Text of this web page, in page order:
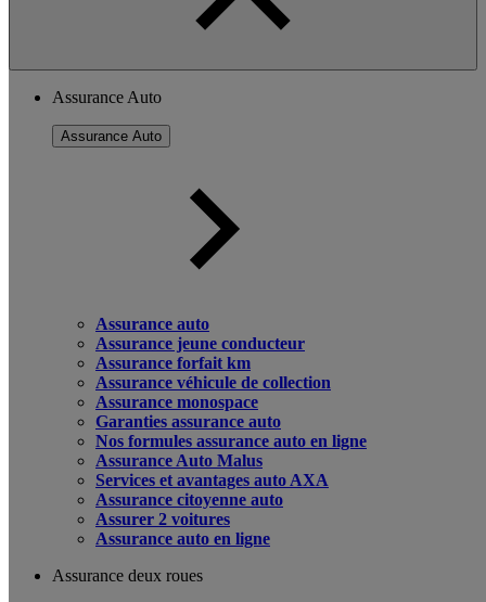
Assurance Auto
Assurance Auto
Assurance auto
Assurance jeune conducteur
Assurance forfait km
Assurance véhicule de collection
Assurance monospace
Garanties assurance auto
Nos formules assurance auto en ligne
Assurance Auto Malus
Services et avantages auto AXA
Assurance citoyenne auto
Assurer 2 voitures
Assurance auto en ligne
Assurance deux roues